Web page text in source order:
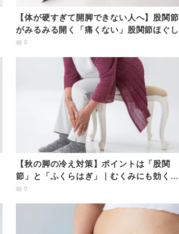
【体が硬すぎて開脚できない人へ】股関節
がみるみる開く「痛くない」股関節ほぐし
0
【秋の脚の冷え対策】ポイントは「股関
節」と「ふくらはぎ」｜むくみにも効くヨ
ガ的ほぐし術
0